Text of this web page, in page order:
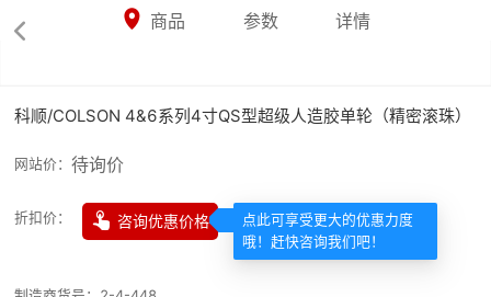

 商品 参数 详情
科顺/COLSON 4&6系列4寸QS型超级人造胶单轮（精密滚珠）
网站价： 待询价
折扣价：  咨询优惠价格
点此可享受更大的优惠力度
哦！赶快咨询我们吧！